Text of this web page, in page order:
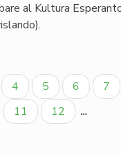
al Kultura
Paĝo
4 Paĝo
5 Paĝo
6 7
Paĝo
11 Paĝo
12 …